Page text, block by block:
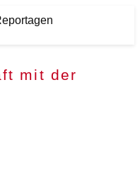
mit der